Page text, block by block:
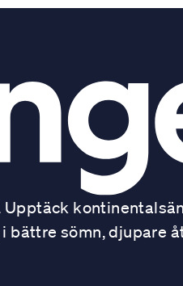
bättre sömn, djupare